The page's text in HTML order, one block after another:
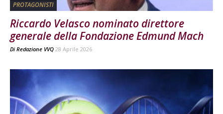
PROTAGONISTI
Riccardo Velasco nominato direttore
generale della Fondazione Edmund Mach
Di Redazione VVQ 28 Aprile 2026